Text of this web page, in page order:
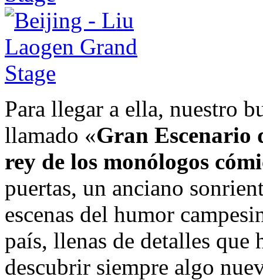
Para llegar a ella, nuestro
llamado «Gran Escenario
rey de los monólogos
puertas, un anciano
escenas del humor
país, llenas de detalles
descubrir siempre algo